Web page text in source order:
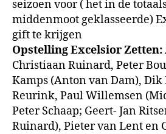
seizoen voor ( het in de
middenmoot geklasseerde)
gift te krijgen
Opstelling Excelsior Zetten:
Christiaan Ruinard, Peter
Kamps (Anton van Dam),
Reurink, Paul Willemsen
Peter Schaap; Geert- Jan
Ruinard), Pie­ter van Lent en